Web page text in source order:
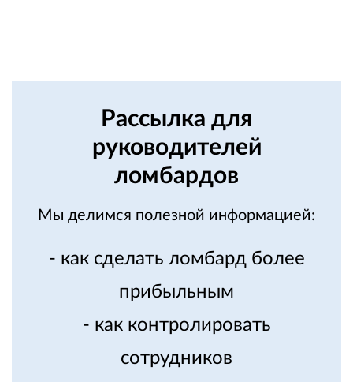
Рассылка для
руководителей
ломбардов
Мы делимся полезной информацией:
- как сделать ломбард более
прибыльным
- как контролировать
сотрудников